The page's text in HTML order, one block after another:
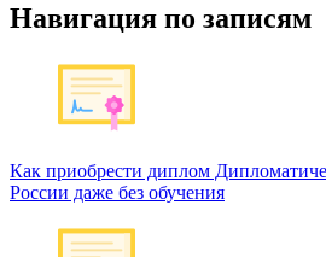
Навигация по записям
Как приобрести диплом
России даже без обучения